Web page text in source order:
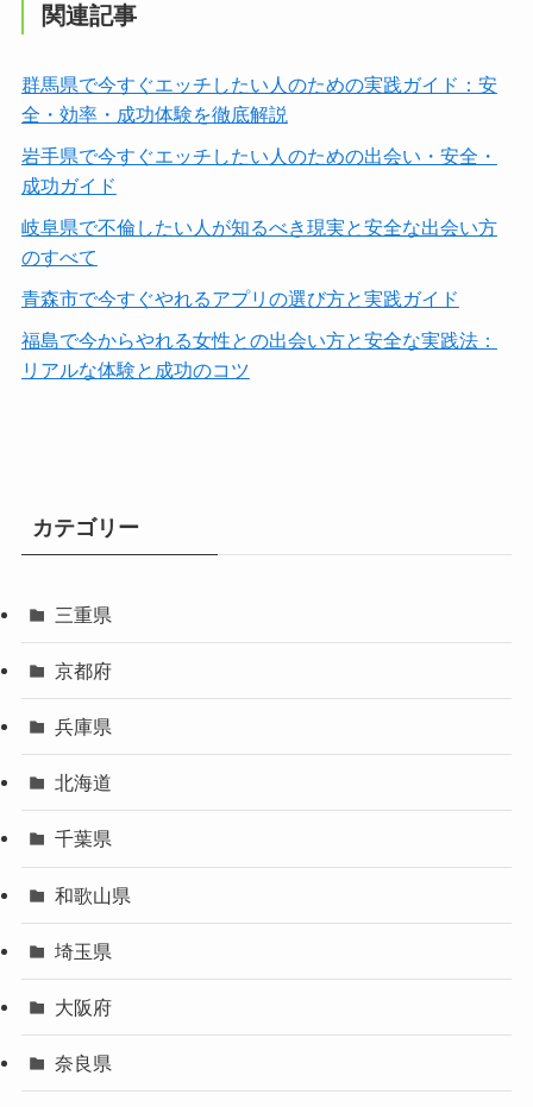
関連記事
群馬県で今すぐエッチしたい人のための実践ガイド：安
全・効率・成功体験を徹底解説
岩手県で今すぐエッチしたい人のための出会い・安全・
成功ガイド
岐阜県で不倫したい人が知るべき現実と安全な出会い方
のすべて
青森市で今すぐやれるアプリの選び方と実践ガイド
福島で今からやれる女性との出会い方と安全な実践法：
リアルな体験と成功のコツ
カテゴリー
三重県
京都府
兵庫県
北海道
千葉県
和歌山県
埼玉県
大阪府
奈良県